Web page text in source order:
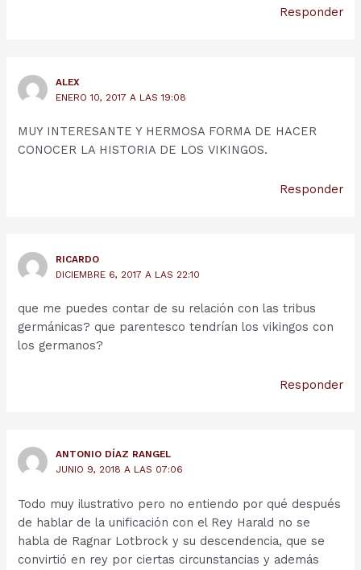
Responder
ALEX
ENERO 10, 2017 A LAS 19:08
MUY INTERESANTE Y HERMOSA FORMA DE HACER
CONOCER LA HISTORIA DE LOS VIKINGOS.
Responder
RICARDO
DICIEMBRE 6, 2017 A LAS 22:10
que me puedes contar de su relación con las tribus
germánicas? que parentesco tendrían los vikingos con
los germanos?
Responder
ANTONIO DÍAZ RANGEL
JUNIO 9, 2018 A LAS 07:06
Todo muy ilustrativo pero no entiendo por qué después
de hablar de la unificación con el Rey Harald no se
habla de Ragnar Lotbrock y su descendencia, que se
convirtió en rey por ciertas circunstancias y además